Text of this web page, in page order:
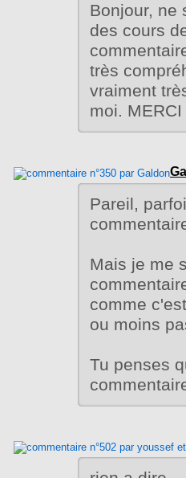
Bonjour, ne
des cours
très
vraiment
moi. MERCI
Pareil,
Mais je me
comme
ou moins
Tu penses